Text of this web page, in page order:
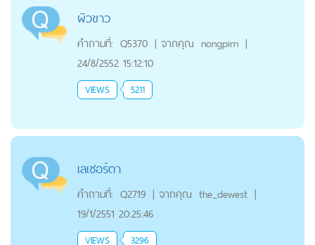
ผิวขาว
คำถามที่: Q5370 | จากคุณ nongpim |
24/8/2552 15:12:10
VIEWS 5211
เลเซอร์ตา
คำถามที่: Q2719 | จากคุณ the_dewest |
19/1/2551 20:25:46
VIEWS 3296